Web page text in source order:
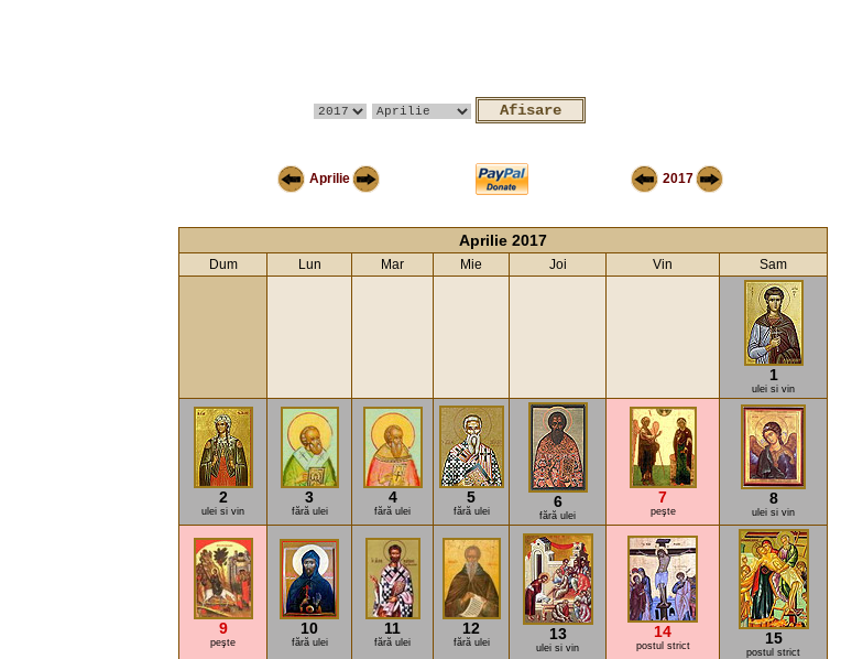
Aprilie 2017
Aprilie 2017
Dum Lun Mar Mie Joi Vin Sam
1
ulei si vin
2
ulei si vin
3
fără ulei
4
fără ulei
5
fără ulei
6
fără ulei
7
peşte
8
ulei si vin
9
peşte
10
fără ulei
11
fără ulei
12
fără ulei 13
ulei si vin
14
postul strict 15
postul strict